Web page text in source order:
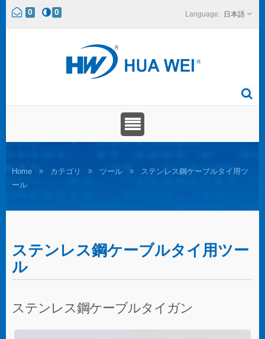
0 0 日本語
Home カテゴリ ツール
ステンレス鋼ケーブルタイ用ツ
ール
ステンレス鋼ケーブルタイ用ツー
ル
ステンレス鋼ケーブルタイガン